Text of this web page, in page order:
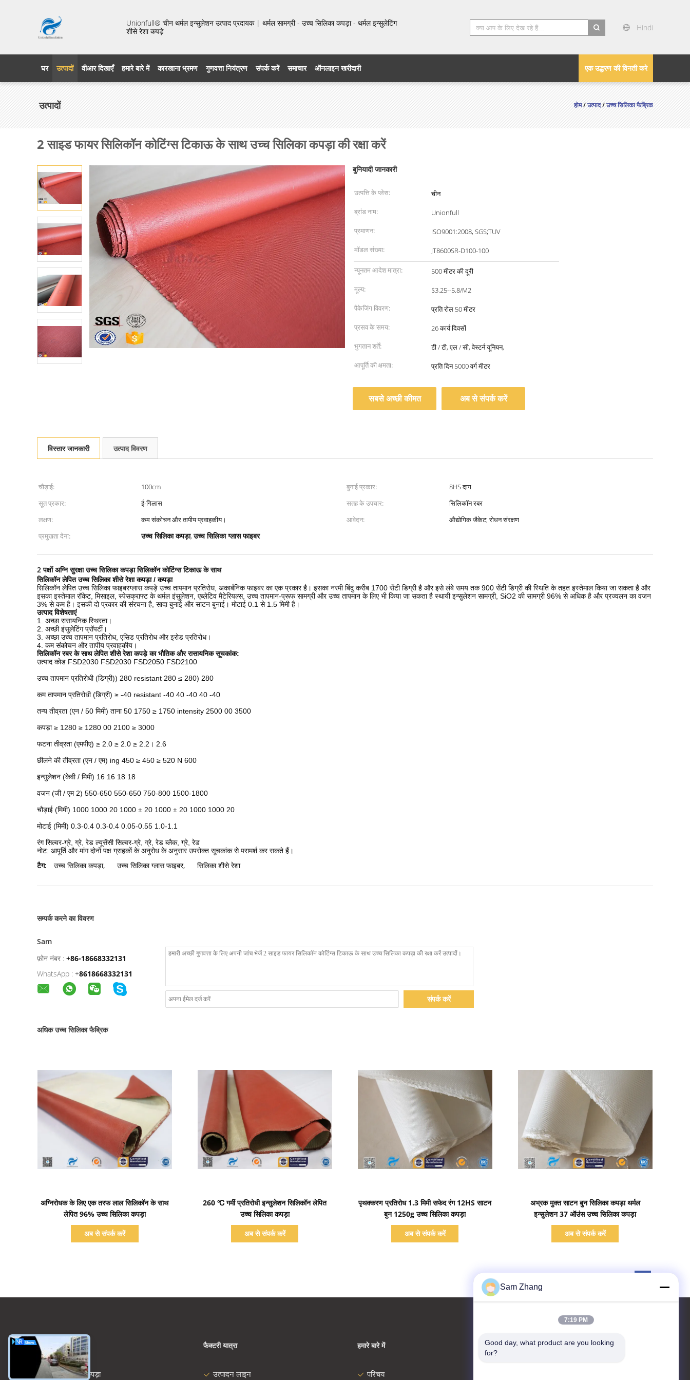
Unionfull® चीन थर्मल इन्सुलेशन उत्पाद प्रदायक | थर्मल सामग्री - उच्च सिलिका कपड़ा - थर्मल इन्सुलेटिंग
शीसे रेशा कपड़े
Hindi
एक उद्धरण की विनती करे
घर उत्पादों वीआर दिखाएँ हमारे बारे में कारखाना भ्रमण गुणवत्ता नियंत्रण संपर्क करें समाचार ऑनलाइन खरीदारी
उत्पादों होम/उत्पाद/उच्च सिलिका फैब्रिक
2 साइड फायर सिलिकॉन कोटिंग्स टिकाऊ के साथ उच्च सिलिका कपड़ा की रक्षा करें
बुनियादी जानकारी
उत्पत्ति के प्लेस:
चीन
ब्रांड नाम:
Unionfull
प्रमाणन:
ISO9001:2008, SGS;TUV
मॉडल संख्या:
JT8600SR-D100-100
न्यूनतम आदेश मात्रा:
500 मीटर की दूरी
मूल्य:
$3.25--5.8/M2
पैकेजिंग विवरण:
प्रति रोल 50 मीटर
प्रसव के समय:
26 कार्य दिवसों
भुगतान शर्तें:
टी / टी, एल / सी, वेस्टर्न यूनियन,
आपूर्ति की क्षमता:
प्रति दिन 5000 वर्ग मीटर
सबसे अच्छी कीमत अब से संपर्क करें
विस्तार जानकारी उत्पाद विवरण
चौड़ाई: 100cm बुनाई प्रकार:
8HS दाग
सूत प्रकार:
ई-गिलास सतह के उपचार:
सिलिकॉन रबर
लक्षण:
कम संकोचन और तापीय प्रवाहकीय। आवेदन:
औद्योगिक जैकेट; रोधन संरक्षण
प्रमुखता देना:
उच्च सिलिका कपड़ा,उच्च सिलिका ग्लास फाइबर
2 पक्षों अग्नि सुरक्षा उच्च सिलिका कपड़ा सिलिकॉन कोटिंग्स टिकाऊ के साथ
सिलिकॉन लेपित उच्च सिलिका शीसे रेशा कपड़ा / कपड़ा
सिलिकॉन लेपित उच्च सिलिका फाइबरग्लास कपड़े उच्च तापमान प्रतिरोध, अकार्बनिक फाइबर का एक प्रकार है। इसका नरमी बिंदु करीब 1700 सेंटी डिग्री है और इसे लंबे समय तक 900 सेंटी डिग्री की स्थिति के तहत इस्तेमाल किया जा सकता है और
इसका इस्तेमाल रॉकेट, मिसाइल, स्पेसक्राफ्ट के थर्मल इंसुलेशन, एब्लेटिव मैटेरियल्स, उच्च तापमान-प्रूफ सामग्री और उच्च तापमान के लिए भी किया जा सकता है स्थायी इन्सुलेशन सामग्री, SiO2 की सामग्री 96% से अधिक है और प्रज्वलन का वजन
3% से कम है। इसकी दो प्रकार की संरचना है, सादा बुनाई और साटन बुनाई। मोटाई 0.1 से 1.5 मिमी है।
उत्पाद विशेषताएं
1. अच्छा रासायनिक स्थिरता।
2. अच्छी इंसुलेटिंग प्रॉपर्टी।
3. अच्छा उच्च तापमान प्रतिरोध, एसिड प्रतिरोध और इरोड प्रतिरोध।
4. कम संकोचन और तापीय प्रवाहकीय।
सिलिकॉन रबर के साथ लेपित शीसे रेशा कपड़े का भौतिक और रासायनिक सूचकांक:
उत्पाद कोड FSD2030 FSD2030 FSD2050 FSD2100
उच्च तापमान प्रतिरोधी (डिग्री)) 280 resistant 280 ≤ 280) 280
कम तापमान प्रतिरोधी (डिग्री) ≥ -40 resistant -40 40 -40 40 -40
तन्य तीव्रता (एन / 50 मिमी) ताना 50 1750 ≥ 1750 intensity 2500 00 3500
कपड़ा ≥ 1280 ≥ 1280 00 2100 ≥ 3000
फटना तीव्रता (एमपीए) ≥ 2.0 ≥ 2.0 ≥ 2.2। 2.6
छीलने की तीव्रता (एन / एम) ing 450 ≥ 450 ≥ 520 N 600
इन्सुलेशन (केवी / मिमी) 16 16 18 18
वजन (जी / एम 2) 550-650 550-650 750-800 1500-1800
चौड़ाई (मिमी) 1000 1000 20 1000 ± 20 1000 ± 20 1000 1000 20
मोटाई (मिमी) 0.3-0.4 0.3-0.4 0.05-0.55 1.0-1.1
रंग सिल्वर-ग्रे, ग्रे, रेड ल्यूसेंसी सिल्वर-ग्रे, ग्रे, रेड ब्लैक, ग्रे, रेड
नोट: आपूर्ति और मांग दोनों पक्ष ग्राहकों के अनुरोध के अनुसार उपरोक्त सूचकांक से परामर्श कर सकते हैं।
टैग: उच्च सिलिका कपड़ा, उच्च सिलिका ग्लास फाइबर, सिलिका शीसे रेशा
सम्पर्क करने का विवरण
Sam
फ़ोन नंबर : +86-18668332131
WhatsApp : +8618668332131
संपर्क करें
अधिक उच्च सिलिका फैब्रिक
प्रदर्शन का विवरण
अग्निरोधक के लिए एक तरफ लाल सिलिकॉन के साथ
लेपित 96% उच्च सिलिका कपड़ा
अब से संपर्क करें
प्रदर्शन का विवरण
260 ℃ गर्मी प्रतिरोधी इन्सुलेशन सिलिकॉन लेपित
उच्च सिलिका कपड़ा
अब से संपर्क करें
प्रदर्शन का विवरण
पृथक्करण प्रतिरोध 1.3 मिमी सफेद रंग 12HS साटन
बुन 1250g उच्च सिलिका कपड़ा
अब से संपर्क करें
प्रदर्शन का विवरण
अभ्रक मुक्त साटन बुन सिलिका कपड़ा थर्मल
इन्सुलेशन 37 ऑउंस उच्च सिलिका कपड़ा
अब से संपर्क करें
श्रेणियाँ
शीसे रेशा कपड़ा
फैक्टरी यात्रा
उत्पादन लाइन
हमारे बारे में
परिचय
हमसे संपर्क करें
Sam Zhang
7:19 PM
Good day, what product are you looking
for?